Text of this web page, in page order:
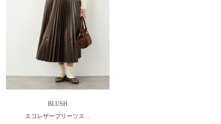
BLUSH
エコレザープリーツス…